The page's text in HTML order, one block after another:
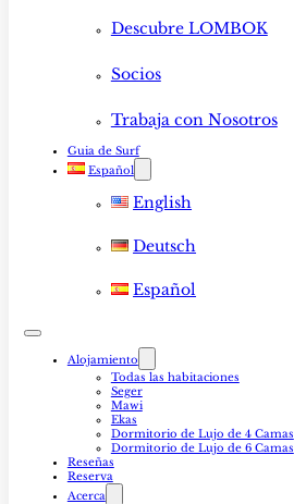
Descubre LOMBOK
Socios
Trabaja con Nosotros
Guia de Surf
Español
English
Deutsch
Español
Alojamiento
Todas las habitaciones
Seger
Mawi
Ekas
Dormitorio de Lujo de 4 Camas
Dormitorio de Lujo de 6 Camas
Reseñas
Reserva
Acerca